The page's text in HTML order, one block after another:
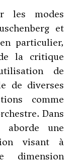
les modes
et
particulier,
la critique
de
de diverses
comme
Dans
aborde une
visant à
dimension